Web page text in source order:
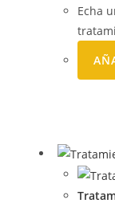
Echa